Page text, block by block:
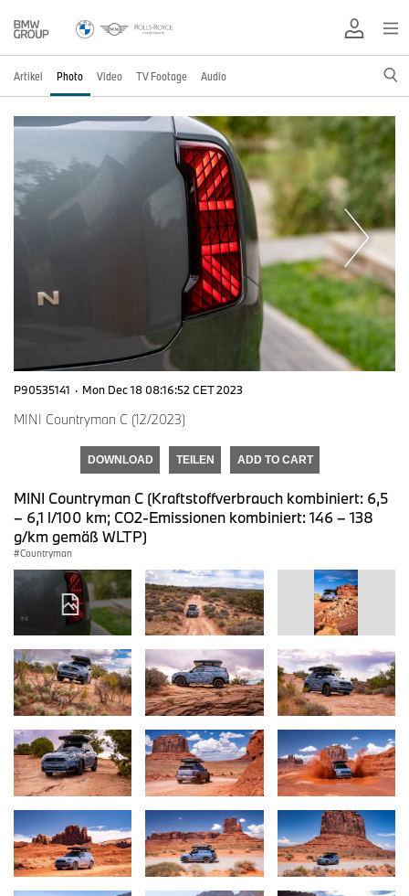
Artikel Photo Video TV Footage Audio
P90535141 · Mon Dec 18 08:16:52 CET 2023
MINI Countryman C (12/2023)
DOWNLOAD TEILEN ADD TO CART
MINI Countryman C (Kraftstoffverbrauch kombiniert: 6,5
– 6,1 l/100 km; CO2-Emissionen kombiniert: 146 – 138
g/km gemäß WLTP)
Countryman